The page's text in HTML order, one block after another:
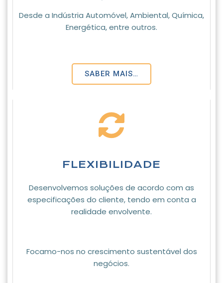
Desde a Indústria Automóvel, Ambiental, Química,
Energética, entre outros.
SABER MAIS…
FLEXIBILIDADE
Desenvolvemos soluções de acordo com as
especificações do cliente, tendo em conta a
realidade envolvente.
Focamo-nos no crescimento sustentável dos
negócios.